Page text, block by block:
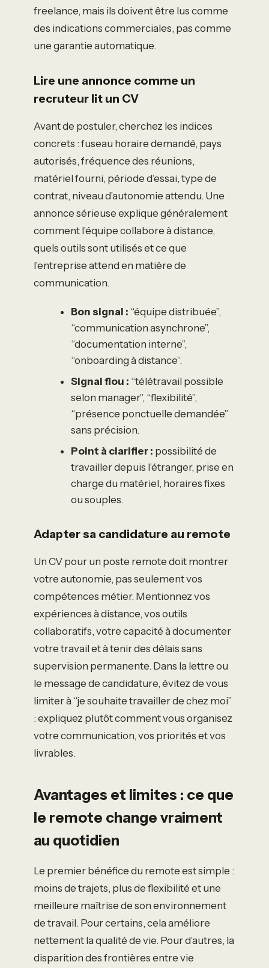
freelance, mais ils doivent être lus comme
des indications commerciales, pas comme
une garantie automatique.
Lire une annonce comme un
recruteur lit un CV
Avant de postuler, cherchez les indices
concrets : fuseau horaire demandé, pays
autorisés, fréquence des réunions,
matériel fourni, période d’essai, type de
contrat, niveau d’autonomie attendu. Une
annonce sérieuse explique généralement
comment l’équipe collabore à distance,
quels outils sont utilisés et ce que
l’entreprise attend en matière de
communication.
Bon signal : “équipe distribuée”,
“communication asynchrone”,
“documentation interne”,
“onboarding à distance”.
Signal flou : “télétravail possible
selon manager”, “flexibilité”,
“présence ponctuelle demandée”
sans précision.
Point à clarifier : possibilité de
travailler depuis l’étranger, prise en
charge du matériel, horaires fixes
ou souples.
Adapter sa candidature au remote
Un CV pour un poste remote doit montrer
votre autonomie, pas seulement vos
compétences métier. Mentionnez vos
expériences à distance, vos outils
collaboratifs, votre capacité à documenter
votre travail et à tenir des délais sans
supervision permanente. Dans la lettre ou
le message de candidature, évitez de vous
limiter à “je souhaite travailler de chez moi”
: expliquez plutôt comment vous organisez
votre communication, vos priorités et vos
livrables.
Avantages et limites : ce que
le remote change vraiment
au quotidien
Le premier bénéfice du remote est simple :
moins de trajets, plus de flexibilité et une
meilleure maîtrise de son environnement
de travail. Pour certains, cela améliore
nettement la qualité de vie. Pour d’autres, la
disparition des frontières entre vie